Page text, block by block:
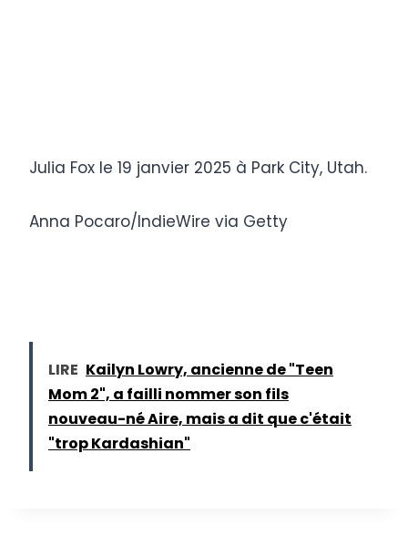
Julia Fox le 19 janvier 2025 à Park City, Utah.
Anna Pocaro/IndieWire via Getty
LIRE Kailyn Lowry, ancienne de "Teen
Mom 2", a failli nommer son fils
nouveau-né Aire, mais a dit que c'était
"trop ​​Kardashian"